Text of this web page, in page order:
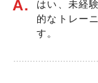
A.
はい、未経
的なトレー
す。